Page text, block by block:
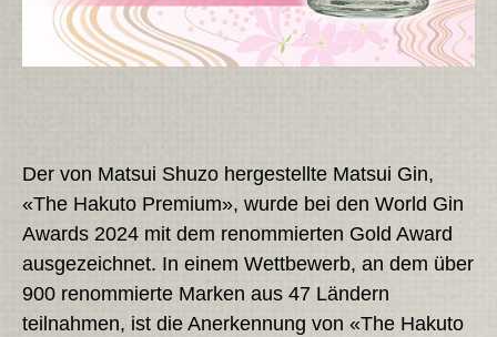
Der von Matsui Shuzo hergestellte Matsui Gin,
«The Hakuto Premium», wurde bei den World Gin
Awards 2024 mit dem renommierten Gold Award
ausgezeichnet. In einem Wettbewerb, an dem über
900 renommierte Marken aus 47 Ländern
teilnahmen, ist die Anerkennung von «The Hakuto